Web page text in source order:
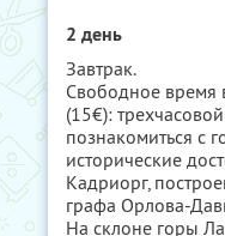
2 день
Завтрак.
Свободное время
(15€):
познакомиться с
исторические
Кадриорг,
графа Орлова-
На склоне горы